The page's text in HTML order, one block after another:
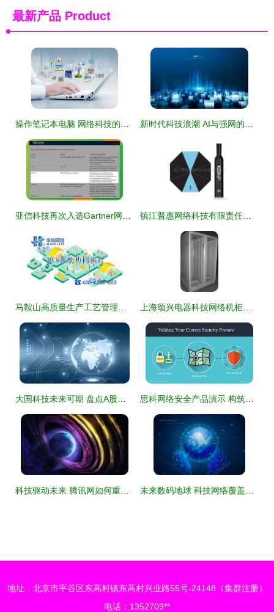
最新产品 Product
地址：北京市平谷区东高村镇东高村兴业路55号-24148（集群注册）
电话：1352709**